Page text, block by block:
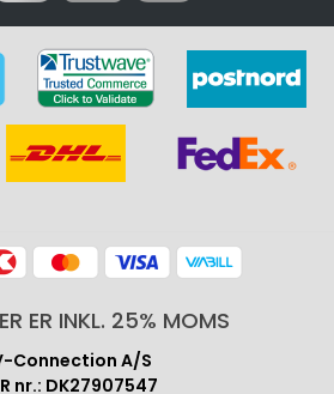
ER INKL. 25% MOMS
Connection A/S
nr.: DK27907547